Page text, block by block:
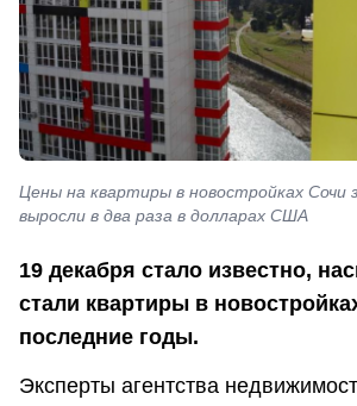
Цены на квартиры в новостройках Сочи
выросли в два раза в долларах США
19 декабря стало известно,
стали квартиры в
последние годы.
Эксперты агентства